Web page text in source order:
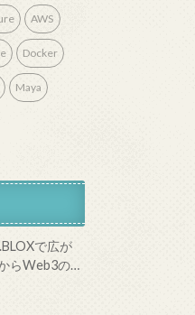
AWS
Docker
Maya
で広が
らWeb3の最